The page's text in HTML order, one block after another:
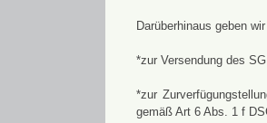
Darüberhinaus geben
*zur Versendung des
*zur
gemäß Art 6 Abs. 1 f